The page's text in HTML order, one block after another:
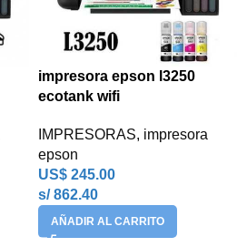
impresora epson l3250
ecotank wifi
IMPRESORAS, impresora
epson
US$ 245.00
s/ 862.40
AÑADIR AL CARRITO